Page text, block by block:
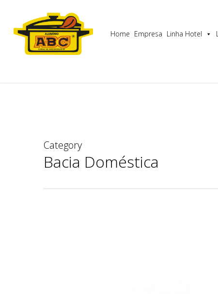
Utilizamos cookies para garantir que lhe
main
content
Home Empresa Linha Hotel
Category
Bacia Doméstica